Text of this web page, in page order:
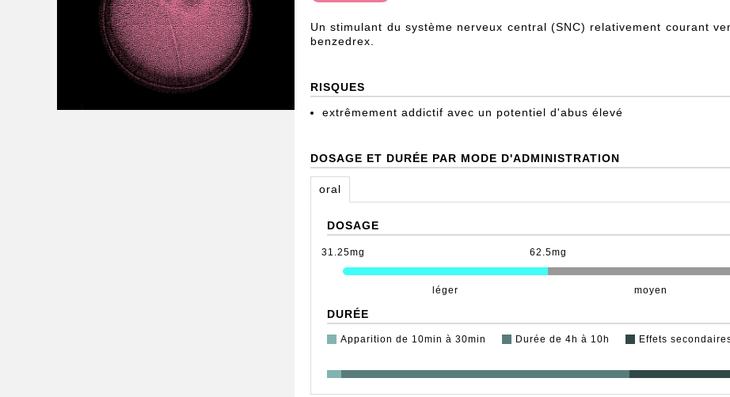
Un stimulant du système nerveux central (SNC) relativement courant
benzedrex.
RISQUES
extrêmement addictif avec un potentiel d'abus élevé
DOSAGE ET DURÉE PAR MODE D'ADMINISTRATION
oral
DOSAGE
31.25mg
léger
62.5mg
moyen
DURÉE
Apparition de 10min à 30min Durée de 4h à 10h Effets